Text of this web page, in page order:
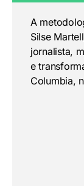
A
Silse
jornalista,
e
Columbia,